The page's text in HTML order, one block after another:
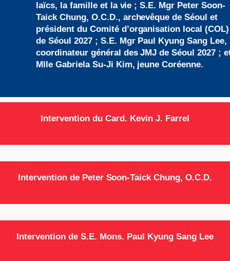
laïcs, la famille et la vie ; S.E. Mgr Peter Soon-
Taick Chung, O.C.D., archevêque de Séoul et
président du Comité d’organisation local (COL)
de Séoul 2027 ; S.E. Mgr Paul Kyung Sang Lee,
coordinateur général des JMJ de Séoul 2027 ;
Mlle Gabriela Su-Ji Kim, jeune Coréenne.
Intervention du Card. Kevin J. Farrel
Intervention de Peter Soon-Taick Chung, O.C.D.
Intervention de S.E. Mons. Paul Kyung Sang Lee